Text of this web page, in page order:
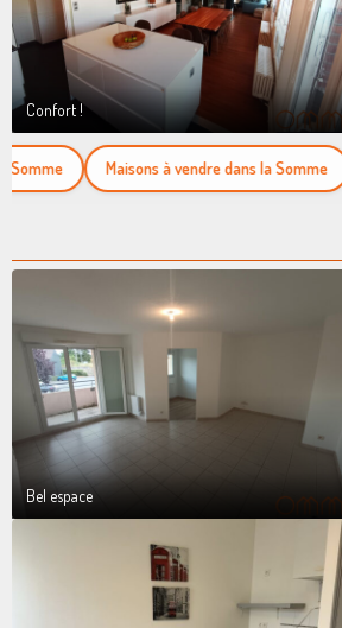
Confort !
Maisons à vendre dans la Somme
Bel espace